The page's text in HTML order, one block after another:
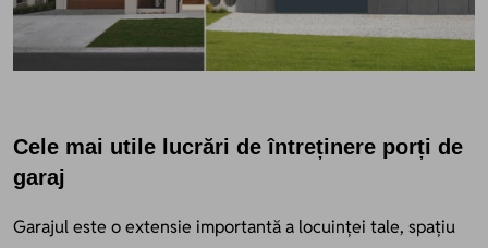
Cele mai utile lucrări de întreținere porți de
garaj
Garajul este o extensie importantă a locuinței tale, spațiu